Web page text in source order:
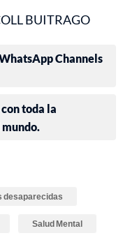
BUITRAGO
Channels
toda la
desaparecidas
Salud Mental